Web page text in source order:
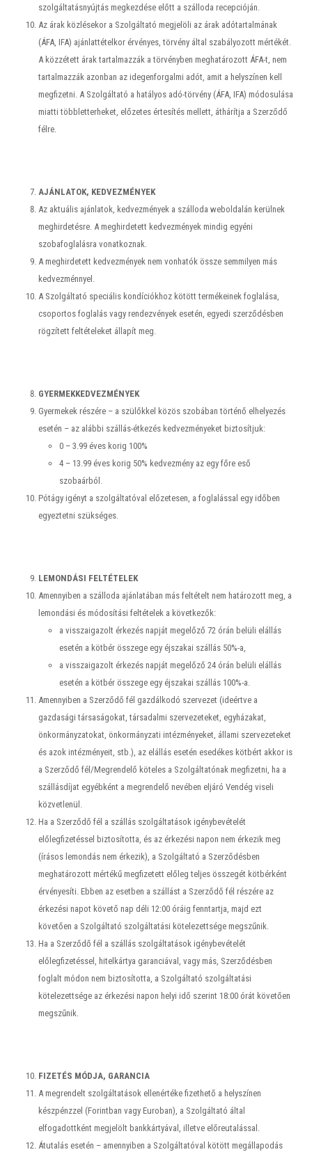
szolgáltatásnyújtás megkezdése előtt a szálloda recepcióján.
Az árak közlésekor a Szolgáltató megjelöli az árak adótartalmának
(ÁFA, IFA) ajánlattételkor érvényes, törvény által szabályozott mértékét.
A közzétett árak tartalmazzák a törvényben meghatározott ÁFA-t, nem
tartalmazzák azonban az idegenforgalmi adót, amit a helyszínen kell
megfizetni. A Szolgáltató a hatályos adó-törvény (ÁFA, IFA) módosulása
miatti többletterheket, előzetes értesítés mellett, áthárítja a Szerződő
félre.
AJÁNLATOK, KEDVEZMÉNYEK
Az aktuális ajánlatok, kedvezmények a szálloda weboldalán kerülnek
meghirdetésre. A meghirdetett kedvezmények mindig egyéni
szobafoglalásra vonatkoznak.
A meghirdetett kedvezmények nem vonhatók össze semmilyen más
kedvezménnyel.
A Szolgáltató speciális kondíciókhoz kötött termékeinek foglalása,
csoportos foglalás vagy rendezvények esetén, egyedi szerződésben
rögzített feltételeket állapít meg.
GYERMEKKEDVEZMÉNYEK
Gyermekek részére – a szülőkkel közös szobában történő elhelyezés
esetén – az alábbi szállás-étkezés kedvezményeket biztosítjuk:
0 – 3.99 éves korig 100%
4 – 13.99 éves korig 50% kedvezmény az egy főre eső
szobaárból.
Pótágy igényt a szolgáltatóval előzetesen, a foglalással egy időben
egyeztetni szükséges.
LEMONDÁSI FELTÉTELEK
Amennyiben a szálloda ajánlatában más feltételt nem határozott meg, a
lemondási és módosítási feltételek a következők:
a visszaigazolt érkezés napját megelőző 72 órán belüli elállás
esetén a kötbér összege egy éjszakai szállás 50%-a,
a visszaigazolt érkezés napját megelőző 24 órán belüli elállás
esetén a kötbér összege egy éjszakai szállás 100%-a.
Amennyiben a Szerződő fél gazdálkodó szervezet (ideértve a
gazdasági társaságokat, társadalmi szervezeteket, egyházakat,
önkormányzatokat, önkormányzati intézményeket, állami szervezeteket
és azok intézményeit, stb.), az elállás esetén esedékes kötbért akkor is
a Szerződő fél/Megrendelő köteles a Szolgáltatónak megfizetni, ha a
szállásdíjat egyébként a megrendelő nevében eljáró Vendég viseli
közvetlenül.
Ha a Szerződő fél a szállás szolgáltatások igénybevételét
előlegfizetéssel biztosította, és az érkezési napon nem érkezik meg
(írásos lemondás nem érkezik), a Szolgáltató a Szerződésben
meghatározott mértékű megfizetett előleg teljes összegét kötbérként
érvényesíti. Ebben az esetben a szállást a Szerződő fél részére az
érkezési napot követő nap déli 12:00 óráig fenntartja, majd ezt
követően a Szolgáltató szolgáltatási kötelezettsége megszűnik.
Ha a Szerződő fél a szállás szolgáltatások igénybevételét
előlegfizetéssel, hitelkártya garanciával, vagy más, Szerződésben
foglalt módon nem biztosította, a Szolgáltató szolgáltatási
kötelezettsége az érkezési napon helyi idő szerint 18:00 órát követően
megszűnik.
FIZETÉS MÓDJA, GARANCIA
A megrendelt szolgáltatások ellenértéke fizethető a helyszínen
készpénzzel (Forintban vagy Euroban), a Szolgáltató által
elfogadottként megjelölt bankkártyával, illetve előreutalással.
Átutalás esetén – amennyiben a Szolgáltatóval kötött megállapodás